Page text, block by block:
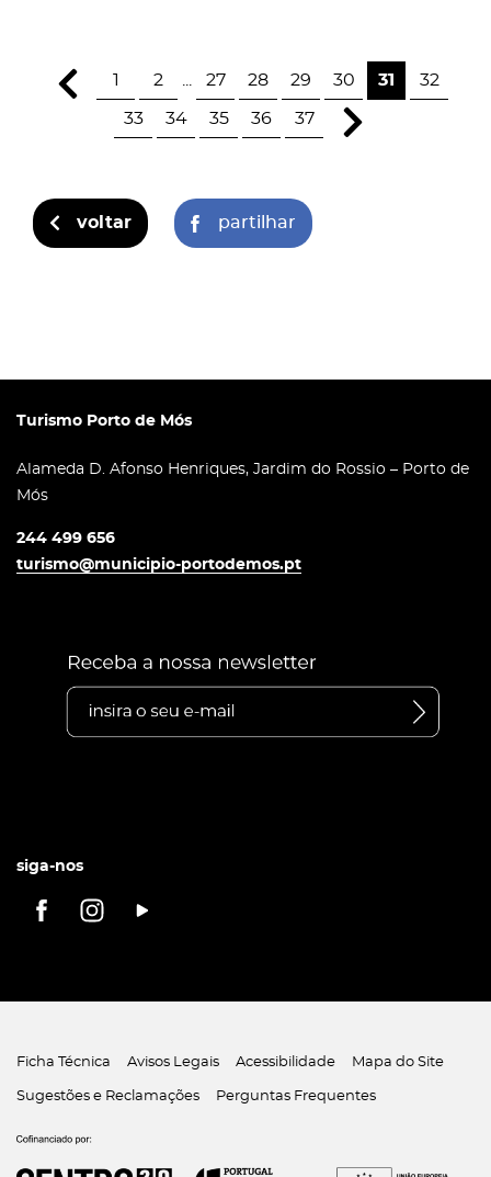
1 2 27 28 29 30 31 32
33 34 35 36 37
voltar partilhar
Turismo Porto de Mós
Alameda D. Afonso Henriques, Jardim do Rossio – Porto de
Mós
244 499 656
turismo@municipio-portodemos.pt
siga-nos
Ficha Técnica Avisos Legais Acessibilidade Mapa do Site
Sugestões e Reclamações Perguntas Frequentes